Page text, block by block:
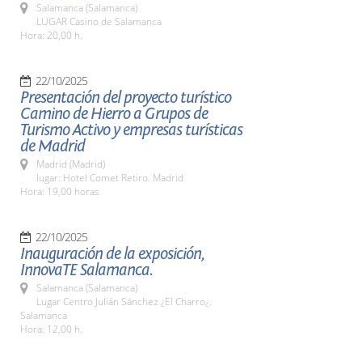
Salamanca (Salamanca)
LUGAR Casino de Salamanca
Hora: 20,00 h.
22/10/2025
Presentación del proyecto turístico
Camino de Hierro a Grupos de
Turismo Activo y empresas turísticas
de Madrid
Madrid (Madrid)
lugar: Hotel Comet Retiro. Madrid
Hora: 19,00 horas
22/10/2025
Inauguración de la exposición,
InnovaTE Salamanca.
Salamanca (Salamanca)
Lugar Centro Julián Sánchez ¿El Charro¿.
Salamanca
Hora: 12,00 h.